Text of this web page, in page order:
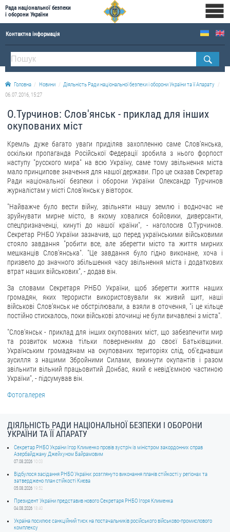
Рада національної безпеки
і оборони України
Контактна інформація
ПРО РНБОУ
Склад Ради національної безпеки і оборони України
Апарат Ради національної безпеки і оборони України
Історична довідка про діяльність Ради національної безпеки і оборони України
ПРЕСЦЕНТР
Новини
Фотогалерея
Відеогалерея
ЗВЕРНЕННЯ ГРОМАДЯН
Звернення громадян
ДОСТУП ДО ПУБЛІЧНОЇ ІНФОРМАЦІЇ
Запит на отримання публічної інформації
Облік публічної інформації
Питання запобігання корупції
Внутрішній аудит
Головна Новини
Діяльність Ради національної безпеки і оборони України та її Апарату
06.07.2016, 15:27
О.Турчинов: Слов'янськ - приклад для інших
окупованих міст
Кремль дуже багато уваги приділяв захопленню саме Слов'янська,
оскільки пропаганда Російської Федерації зробила з нього форпост
наступу "русского мира" на всю Україну, саме тому звільнення міста
мало принципове значення для нашої держави. Про це сказав Секретар
Ради національної безпеки і оборони України Олександр Турчинов
журналістам у місті Слов'янськ у вівторок.
"Найважче було вести війну, звільняти нашу землю і водночас не
зруйнувати мирне місто, в якому ховалися бойовики, диверсанти,
спецпризначенці, кинуті до нашої країни", - наголосив О.Турчинов.
Секретар РНБО України зазначив, що перед українськими військовими
стояло завдання "робити все, але зберегти місто та життя мирних
мешканців Слов'янська". "Це завдання було гідно виконане, хоча і
призвело до значного збільшення часу звільнення міста і додаткових
втрат наших військових", - додав він.
За словами Секретаря РНБО України, щоб зберегти життя наших
громадян, яких терористи використовували як живий щит, наші
військові Слов'янськ не обстрілювали, а взяли в оточення, "і це кільце
постійно стискалось, поки військові злочинці не були вичавлені з міста".
"Слов'янськ - приклад для інших окупованих міст, що забезпечити мир
та розвиток можна тільки поверненням до своєї Батьківщини.
Українським громадянам на окупованих територіях слід, об'єднавши
зусилля з нашими Збройними Силами, викинути окупантів і разом
звільнити вільний працьовитий Донбас, який є невід'ємною частиною
України", - підсумував він.
Фотогалерея
ДІЯЛЬНІСТЬ РАДИ НАЦІОНАЛЬНОЇ БЕЗПЕКИ І ОБОРОНИ
УКРАЇНИ ТА ЇЇ АПАРАТУ
Секретар РНБО України Ігор Клименко провів зустріч із міністром закордонних справ
Азербайджану Джейхуном Байрамовим
07.08.2026 10:03
Відбулося засідання РНБО України: розглянуто виконання планів стійкості у регіонах та
затверджено план стійкості Києва
05.08.2026 19:52
Президент України представив нового Секретаря РНБО Ігоря Клименка
04.08.2026 18:40
Україна посилює санкційний тиск на постачальників російського військово-промислового
комплексу